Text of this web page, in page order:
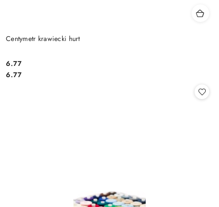
Centymetr krawiecki hurt
Cena:
6.77
Cena:
6.77